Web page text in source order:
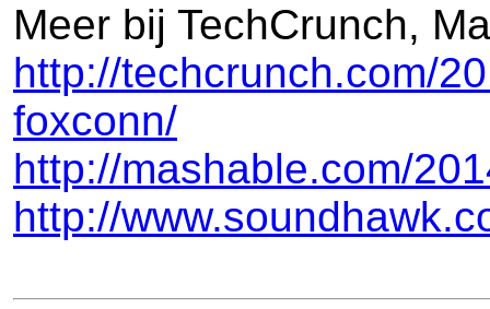
Meer bij TechCrunch,
http://techcrunch.com/
foxconn/
http://mashable.com/
http://